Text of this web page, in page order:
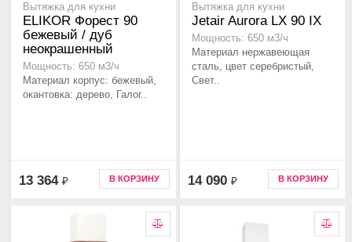
Вытяжка для кухни
ELIKOR Форест 90
бежевый / дуб
неокрашенный
Мощность: 650 м3/ч
Материал корпус: бежевый,
окантовка: дерево, Галог..
13 364 ₽ В КОРЗИНУ
Вытяжка для кухни
Jetair Aurora LX 90 IX
Мощность: 650 м3/ч
Материал нержавеющая
сталь, цвет серебристый,
Свет..
14 090 ₽ В КОРЗИНУ